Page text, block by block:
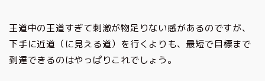
王道中の王道すぎて刺激が物足りない感があるのですが、
下手に近道（に見える道）を行くよりも、最短で目標まで
到達できるのはやっぱりこれでしょう。